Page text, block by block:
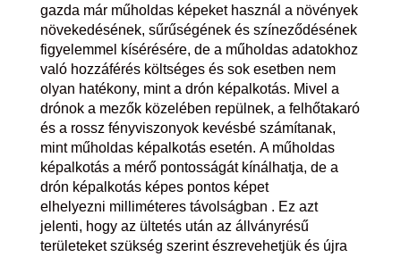
gazda már műholdas képeket használ a növények
növekedésének, sűrűségének és színeződésének
figyelemmel kísérésére, de a műholdas adatokhoz
való hozzáférés költséges és sok esetben nem
olyan hatékony, mint a drón képalkotás. Mivel a
drónok a mezők közelében repülnek, a felhőtakaró
és a rossz fényviszonyok kevésbé számítanak,
mint műholdas képalkotás esetén. A műholdas
képalkotás a mérő pontosságát kínálhatja, de a
drón képalkotás képes pontos képet
elhelyezni milliméteres távolságban . Ez azt
jelenti, hogy az ültetés után az állványrésű
területeket szükség szerint észrevehetjük és újra